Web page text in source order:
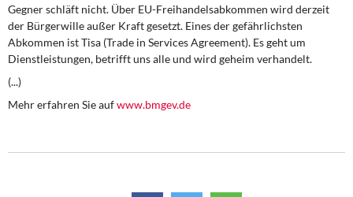
DIE LINKE
Weitere Themen
Memo-Gruppe
Gegner schläft nicht. Über EU-Freihandelsabkommen wird derzeit
der Bürgerwille außer Kraft gesetzt. Eines der gefährlichsten
Abkommen ist Tisa (Trade in Services Agreement). Es geht um
Dienstleistungen, betrifft uns alle und wird geheim verhandelt.
(...)
Mehr erfahren Sie aufwww.bmgev.de